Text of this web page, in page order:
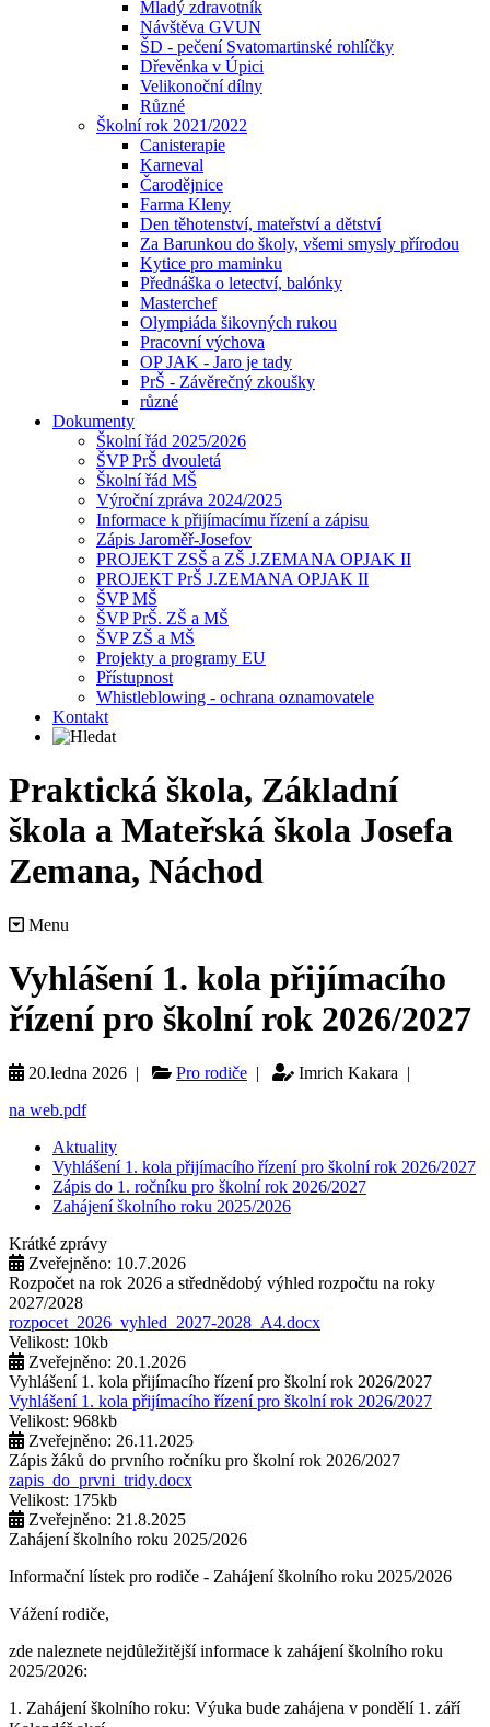
Mladý zdravotník
Návštěva GVUN
ŠD - pečení Svatomartinské rohlíčky
Dřevěnka v Úpici
Velikonoční dílny
Různé
Školní rok 2021/2022
Canisterapie
Karneval
Čarodějnice
Farma Kleny
Den těhotenství, mateřství a dětství
Za Barunkou do školy, všemi smysly přírodou
Kytice pro maminku
Přednáška o letectví, balónky
Masterchef
Olympiáda šikovných rukou
Pracovní výchova
OP JAK - Jaro je tady
PrŠ - Závěrečný zkoušky
různé
Dokumenty
Školní řád 2025/2026
ŠVP PrŠ dvouletá
Školní řád MŠ
Výroční zpráva 2024/2025
Informace k přijímacímu řízení a zápisu
Zápis Jaroměř-Josefov
PROJEKT ZSŠ a ZŠ J.ZEMANA OPJAK II
PROJEKT PrŠ J.ZEMANA OPJAK II
ŠVP MŠ
ŠVP PrŠ. ZŠ a MŠ
ŠVP ZŠ a MŠ
Projekty a programy EU
Přístupnost
Whistleblowing - ochrana oznamovatele
Kontakt
Praktická škola, Základní
škola a Mateřská škola Josefa
Zemana, Náchod
Menu
Vyhlášení 1. kola přijímacího
řízení pro školní rok 2026/2027
20.ledna 2026 | Pro rodiče |
Imrich Kakara |
na web.pdf
Aktuality
Vyhlášení 1. kola přijímacího řízení pro školní rok 2026/2027
Zápis do 1. ročníku pro školní rok 2026/2027
Zahájení školního roku 2025/2026
Krátké zprávy
Zveřejněno: 10.7.2026
Rozpočet na rok 2026 a střednědobý výhled rozpočtu na roky
2027/2028
rozpocet_2026_vyhled_2027-2028_A4.docx
Velikost: 10kb
Zveřejněno: 20.1.2026
Vyhlášení 1. kola přijímacího řízení pro školní rok 2026/2027
Vyhlášení 1. kola přijímacího řízení pro školní rok 2026/2027
Velikost: 968kb
Zveřejněno: 26.11.2025
Zápis žáků do prvního ročníku pro školní rok 2026/2027
zapis_do_prvni_tridy.docx
Velikost: 175kb
Zveřejněno: 21.8.2025
Zahájení školního roku 2025/2026
Informační lístek pro rodiče - Zahájení školního roku 2025/2026
Vážení rodiče,
zde naleznete nejdůležitější informace k zahájení školního roku
2025/2026:
1. Zahájení školního roku: Výuka bude zahájena v pondělí 1. září